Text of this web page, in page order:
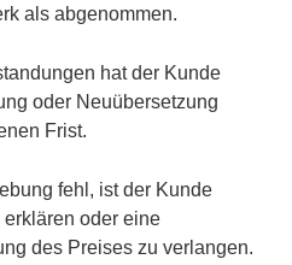
als abgenommen.
hat der Kunde
oder Neuübersetzung
Frist.
fehl, ist der Kunde
erklären oder eine
des Preises zu verlangen.